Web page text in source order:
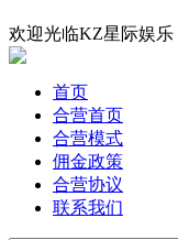
欢迎光临KZ星际娱乐
首页
合营首页
合营模式
佣金政策
合营协议
联系我们